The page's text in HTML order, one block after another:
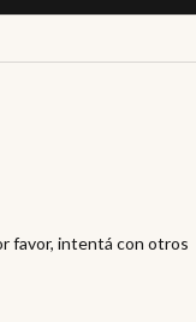
favor, intentá con otros